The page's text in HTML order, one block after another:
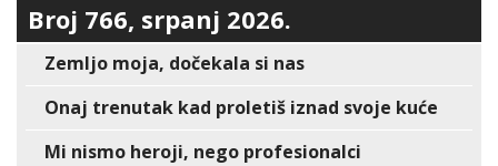
Broj 766, srpanj 2026.
Zemljo moja, dočekala si nas
Onaj trenutak kad proletiš iznad svoje kuće
Mi nismo heroji, nego profesionalci